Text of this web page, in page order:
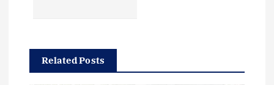
c
Related Posts